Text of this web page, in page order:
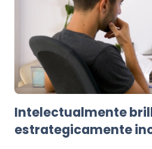
Intelectualmente
estrategicamente